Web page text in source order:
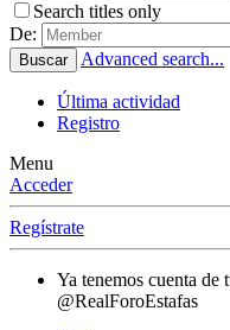
Search titles only
De:
Buscar Advanced search...
Última actividad
Registro
Menu
Acceder
Regístrate
Ya tenemos cuenta de
@RealForoEstafas